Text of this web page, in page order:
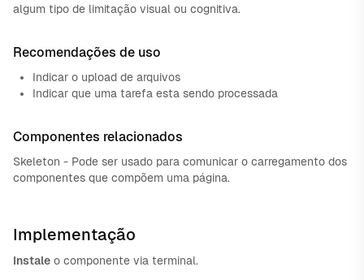
algum tipo de limitação visual ou cognitiva.
Recomendações de uso
Indicar o upload de arquivos
Indicar que uma tarefa esta sendo processada
Componentes relacionados
Skeleton - Pode ser usado para comunicar o carregamento dos
componentes que compõem uma página.
Implementação
Instale o componente via terminal.